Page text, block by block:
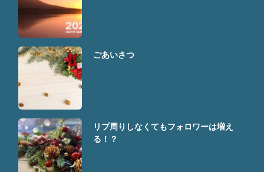
ごあいさつ
リプ周りしなくてもフォロワーは増え
る！？